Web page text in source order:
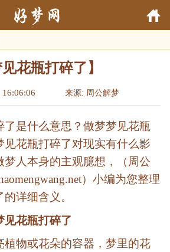
见花瓶打碎了】
16:06:06 来源: 周公解梦
了是什么意思？做梦梦见花瓶
见花瓶打碎了对现实有什么影
梦人本身的主观臆想，（周公
）小编为您整理
详细含义。
见花瓶打碎了
植物或花朵的容器，梦里的花